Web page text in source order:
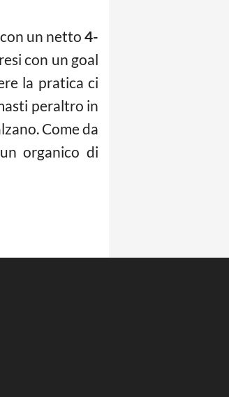
con un netto4-
con un goal
la pratica ci
peraltro in
Come da
organico di